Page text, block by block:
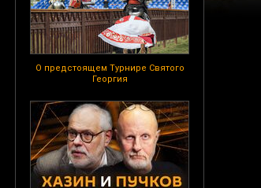
О предстоящем Турнире Святого
Георгия